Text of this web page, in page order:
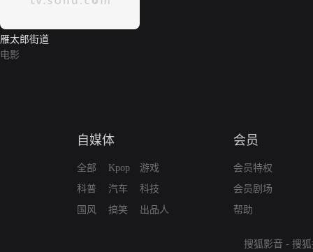
雁太郎街道
电影
自媒体
全部
科普
国风
Kpop
汽车
搞笑
游戏
科技
出品人
会员
会员特权
会员剧场
帮助
搜狐影音 - 搜